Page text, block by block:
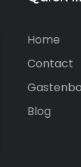
molen in
de
besef je
Home
Contact
Blog